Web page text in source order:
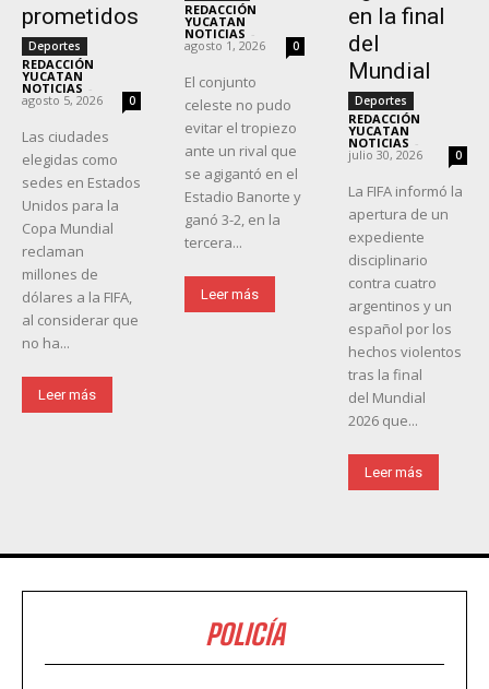
prometidos
Deportes
REDACCIÓN
YUCATAN
NOTICIAS -
agosto 5, 2026 0
Las ciudades
elegidas como
sedes en Estados
Unidos para la
Copa Mundial
reclaman
millones de
dólares a la FIFA,
al considerar que
no ha...
Leer más
REDACCIÓN
YUCATAN
NOTICIAS -
agosto 1, 2026 0
El conjunto
celeste no pudo
evitar el tropiezo
ante un rival que
se agigantó en el
Estadio Banorte y
ganó 3-2, en la
tercera...
Leer más
en la final
del
Mundial
Deportes
REDACCIÓN
YUCATAN
NOTICIAS -
julio 30, 2026 0
La FIFA informó la
apertura de un
expediente
disciplinario
contra cuatro
argentinos y un
español por los
hechos violentos
tras la final
del Mundial
2026 que...
Leer más
POLICÍA